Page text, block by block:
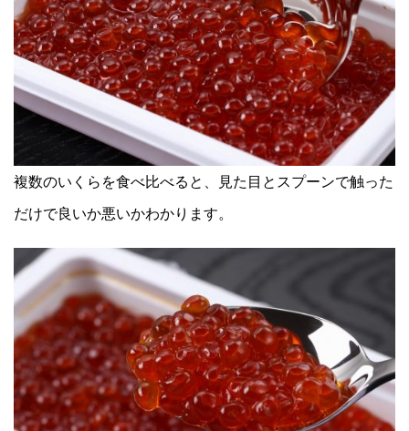
複数のいくらを食べ比べると、見た目とスプーンで触った
だけで良いか悪いかわかります。